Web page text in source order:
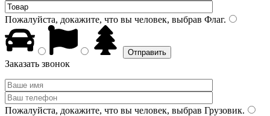
Пожалуйста, докажите, что вы человек, выбрав Флаг.
Заказать звонок
Пожалуйста, докажите, что вы человек, выбрав Грузовик.